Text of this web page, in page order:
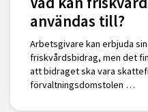
användas till?
Arbetsgivare kan erbjuda
friskvårdsbidrag, men det
att bidraget ska vara
förvaltningsdomstolen …